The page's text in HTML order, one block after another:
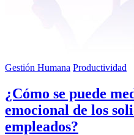
Gestión Humana Productividad
¿Cómo se puede
emocional de los
empleados?